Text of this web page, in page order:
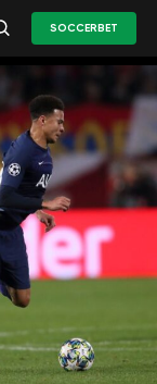
SOCCERBET